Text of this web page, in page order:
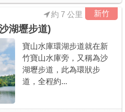
新竹
湖壢步道)
約 7 公里
寶山水庫環湖步道就在新
竹寶山水庫旁，又稱為沙
湖壢步道，此為環狀步
道，全程約...